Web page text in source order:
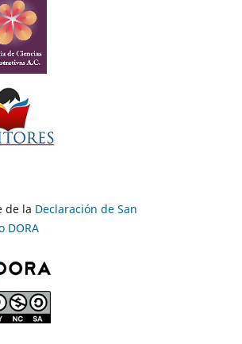
de la Declaración de San
DORA